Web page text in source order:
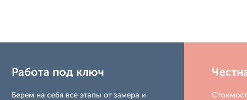
Работа под ключ
Берем на себя все этапы от замера и